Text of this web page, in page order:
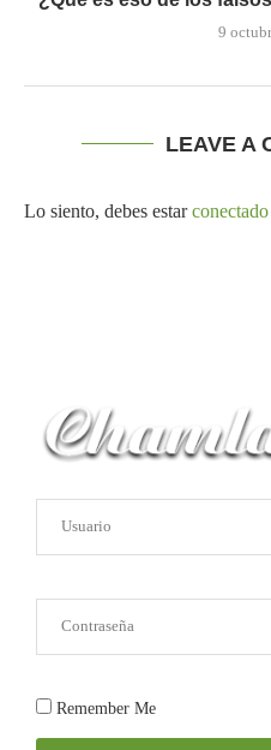
9
LEAVE A
Lo siento, debes estarconectado
Remember Me